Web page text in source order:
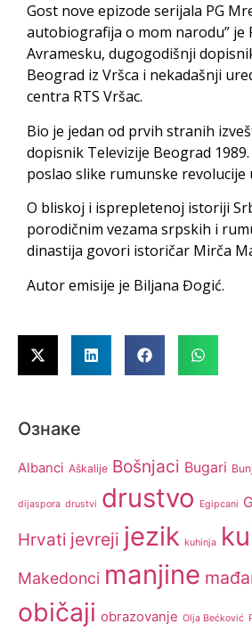
Gost nove epizode serijala PG
autobiografija o mom narodu” je
Avramesku, dugogodišnji
Beograd iz Vršca i nekadašnji
centra RTS Vršac.
Bio je jedan od prvih stranih
dopisnik Televizije Beograd
poslao slike rumunske revolucije
O bliskoj i isprepletenoj istoriji
porodičnim vezama srpskih i
dinastija govori istoričar Mirča
Autor emisije je Biljana Đogić.
Ознаке
Albanci Aškalije Bošnjaci Bugari
dijaspora drustvi drustvo Egipcani
Hrvati jevreji jezik kuhinja
Makedonci manjine
običaji obrazovanje Olja Bećković